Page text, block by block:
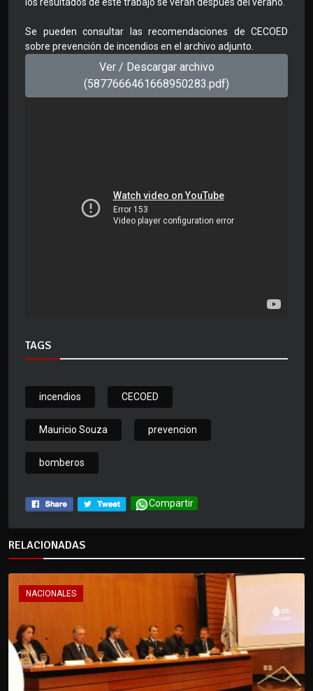
los resultados de este trabajo se verán después del verano.
Se pueden consultar las recomendaciones de CECOED
sobre prevención de incendios en el archivo adjunto.
Ver / Descargar archivo
(5877666461668950283.pdf)
TAGS
incendios CECOED
Mauricio Souza prevencion
bomberos
Compartir
RELACIONADAS
NACIONALES